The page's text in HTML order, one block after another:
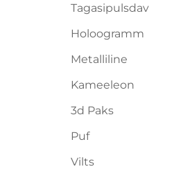
Tagasipulsdav
Holoogramm
Metalliline
Kameeleon
3d Paks
Puf
Vilts